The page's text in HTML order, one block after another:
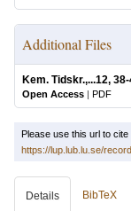
Additional Files
Kem. Tidskr.,...12,
Open Access | PDF
Please use this url to
https://lup.lub.lu.se/
Details BibTeX